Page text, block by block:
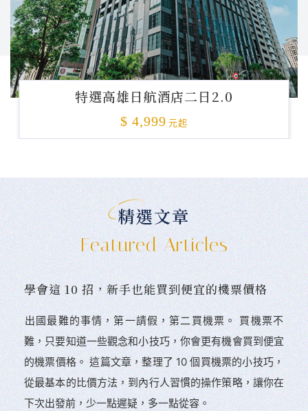
特選高雄日航酒店二日2.0
$ 4,999 元起
精選文章
Featured Articles
學會這 10 招，新手也能買到便宜的機票價格
󠀠出國最難的事情，第一請假，第二買機票。 󠀠買機票不
難，只要知道一些觀念和小技巧，你會更有機會買到便宜
的機票價格。 這篇文章，整理了 10 個買機票的小技巧，
從最基本的比價方法，到內行人習慣的操作策略，讓你在
下次出發前，少一點遲疑，多一點從容。